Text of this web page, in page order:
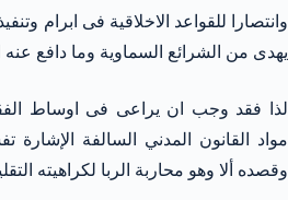
وانتصارا للقواعد الاخلاقية فى ابرام
يهدى من الشرائع السماوية وما دافع عنه
لذا فقد وجب ان يراعى فى اوساط
مواد القانون المدني السالفة
وقصده ألا وهو محاربة الربا لكراهيته